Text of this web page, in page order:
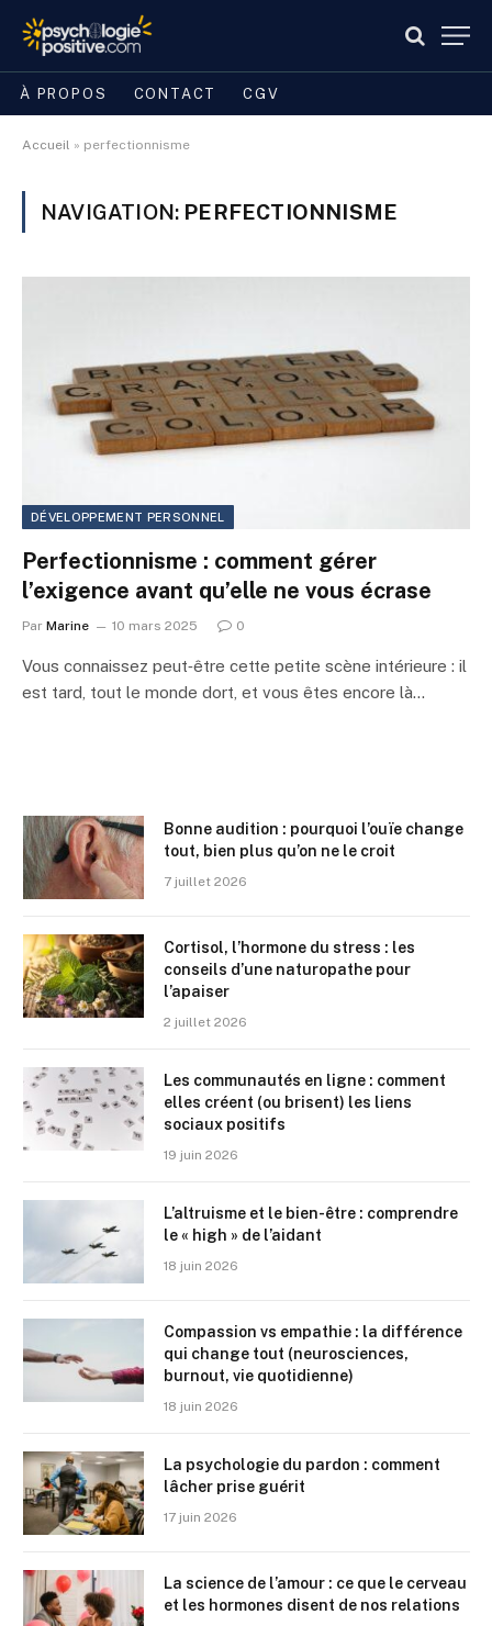
À PROPOS CONTACT CGV
Accueil » perfectionnisme
NAVIGATION: PERFECTIONNISME
DÉVELOPPEMENT PERSONNEL
Perfectionnisme : comment gérer
l’exigence avant qu’elle ne vous écrase
Par Marine 10 mars 2025 0
Vous connaissez peut‑être cette petite scène intérieure : il
est tard, tout le monde dort, et vous êtes encore là…
Bonne audition : pourquoi l’ouïe change
tout, bien plus qu’on ne le croit
7 juillet 2026
Cortisol, l’hormone du stress : les
conseils d’une naturopathe pour
l’apaiser
2 juillet 2026
Les communautés en ligne : comment
elles créent (ou brisent) les liens
sociaux positifs
19 juin 2026
L’altruisme et le bien-être : comprendre
le « high » de l’aidant
18 juin 2026
Compassion vs empathie : la différence
qui change tout (neurosciences,
burnout, vie quotidienne)
18 juin 2026
La psychologie du pardon : comment
lâcher prise guérit
17 juin 2026
La science de l’amour : ce que le cerveau
et les hormones disent de nos relations